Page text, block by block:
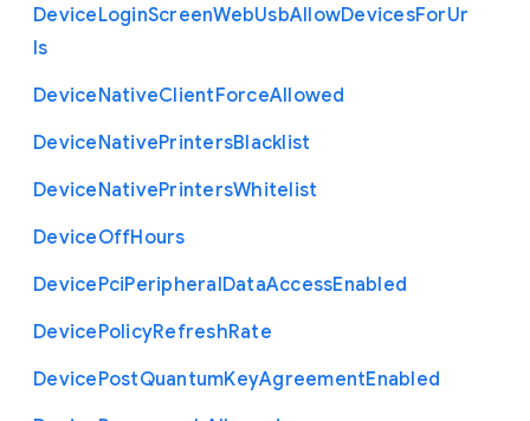
DeviceLoginScreenWebUsbAllowDevicesForUr
ls
DeviceNativeClientForceAllowed
DeviceNativePrintersBlacklist
DeviceNativePrintersWhitelist
DeviceOffHours
DevicePciPeripheralDataAccessEnabled
DevicePolicyRefreshRate
DevicePostQuantumKeyAgreementEnabled